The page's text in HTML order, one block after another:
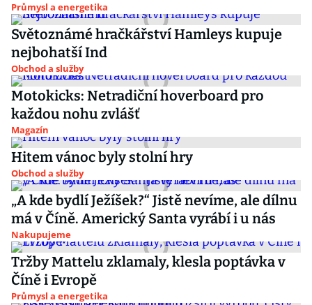
Průmysl a energetika
Světoznámé hračkářství Hamleys kupuje
nejbohatší Ind
Obchod a služby
Motokicks: Netradiční hoverboard pro
každou nohu zvlášť
Magazín
Hitem vánoc byly stolní hry
Obchod a služby
„A kde bydlí Ježíšek?“ Jistě nevíme, ale dílnu
má v Číně. Americký Santa vyrábí i u nás
Nakupujeme
Tržby Mattelu zklamaly, klesla poptávka v
Číně i Evropě
Průmysl a energetika